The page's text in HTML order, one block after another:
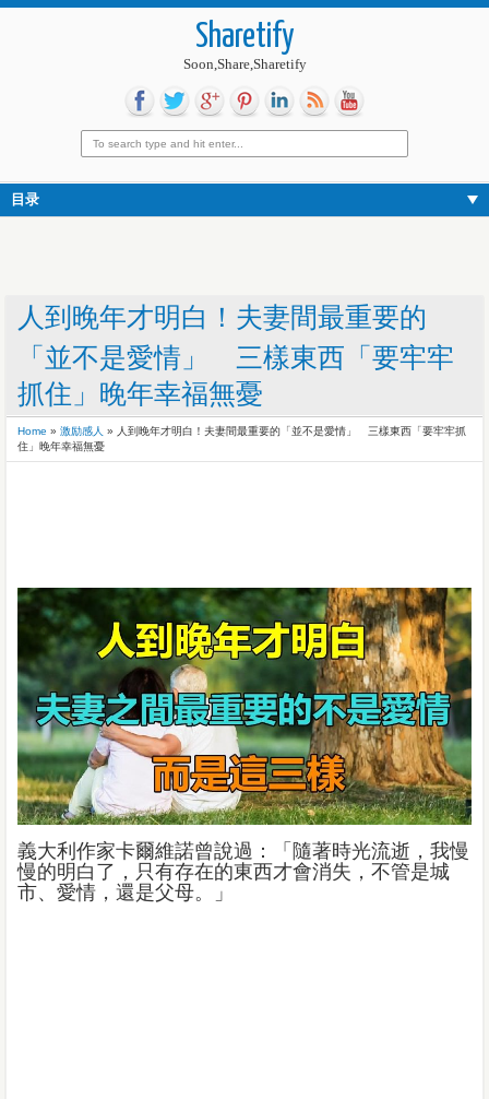
Sharetify
Soon,Share,Sharetify
目录
人到晚年才明白！夫妻間最重要的
「並不是愛情」 三樣東西「要牢牢
抓住」晚年幸福無憂
Home » 激励感人 » 人到晚年才明白！夫妻間最重要的「並不是愛情」 三樣東西「要牢牢抓
住」晚年幸福無憂
義大利作家卡爾維諾曾說過：「隨著時光流逝，我慢
慢的明白了，只有存在的東西才會消失，不管是城
市、愛情，還是父母。」